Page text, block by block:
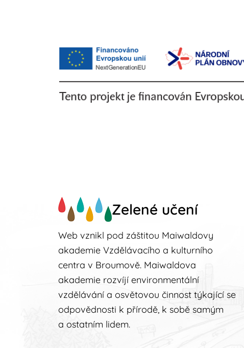
Zelené učení
Web vznikl pod záštitou Maiwaldovy
akademie Vzdělávacího a kulturního
centra v Broumově. Maiwaldova
akademie rozvíjí environmentální
vzdělávání a osvětovou činnost týkající se
odpovědnosti k přírodě, k sobě samým
a ostatním lidem.